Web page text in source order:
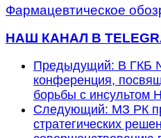
Фармацевтическое
НАШ КАНАЛ В
Предыдущий: В ГКБ
конференция,
борьбы с инсультом
Следующий: МЗ РК
стратегических